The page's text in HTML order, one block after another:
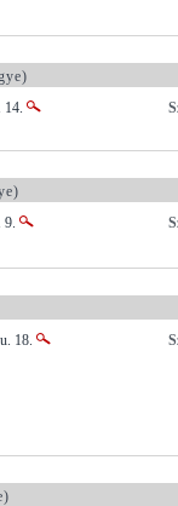
18.